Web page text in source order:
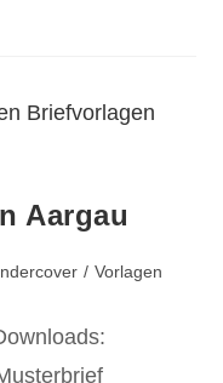
Aargau
/ Vorlagen